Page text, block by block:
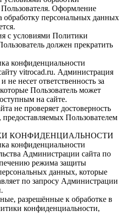
Оформление
обработку персональных данных
с условиями Политики
должен прекратить
конфиденциальности
vitrocad.ru. Администрация
не несет ответственность за
Пользователь может
на сайте.
не проверяет достоверность
Пользователем
КОНФИДЕНЦИАЛЬНОСТИ
конфиденциальности
Администрации сайта по
режима защиты
данных, которые
по запросу Администрации
разрешённые к обработке в
конфиденциальности,